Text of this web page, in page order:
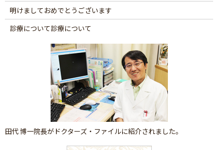
明けましておめでとうございます
診療について診療について
田代 博一院長がドクターズ・ファイルに紹介されました。